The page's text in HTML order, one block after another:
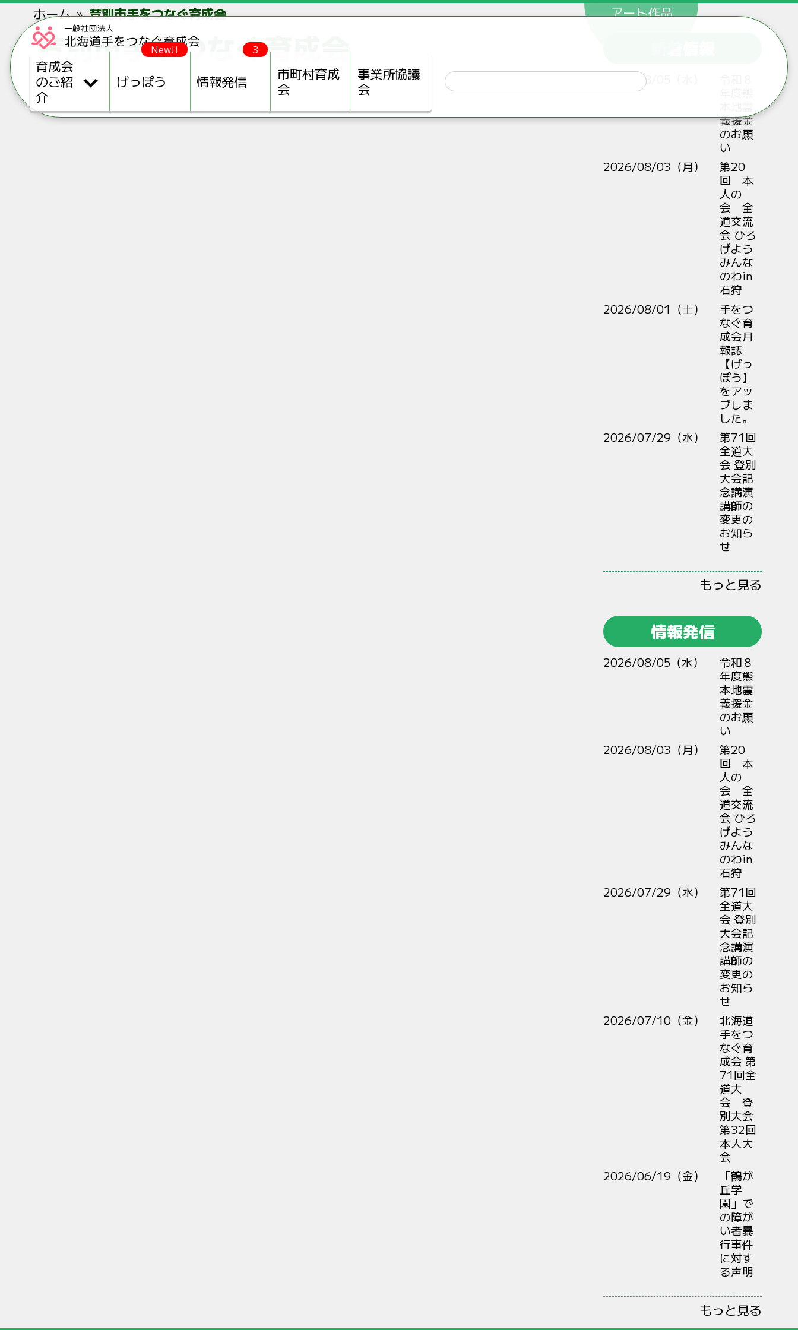
育成会
のご紹
介
New!!
げっぽう
3
情報発信
市町村育成
会
事業所協議
会
アート作品
ホーム 芦別市手をつなぐ育成会
芦別市手をつなぐ育成会
2026/08/05（水）
義援金
のお願
い
2026/08/03（月）
第20
回 本
人の
会 全
道交流
会 ひろ
げよう
みんな
のわin
石狩
2026/08/01（土）
手をつ
なぐ育
成会月
報誌
【げっ
ぽう】
をアッ
プしま
した。
2026/07/29（水）
第71回
全道大
会 登別
大会記
念講演
講師の
変更の
お知ら
せ
もっと見る
情報発信
2026/08/05（水）
令和８
年度熊
本地震
義援金
のお願
い
2026/08/03（月）
第20
回 本
人の
会 全
道交流
会 ひろ
げよう
みんな
のわin
石狩
2026/07/29（水）
第71回
全道大
会 登別
大会記
念講演
講師の
変更の
お知ら
せ
2026/07/10（金）
北海道
手をつ
なぐ育
成会 第
71回全
道大
会 登
別大会
第32回
本人大
会
2026/06/19（金）
「鶴が
丘学
園」で
の障が
い者暴
行事件
に対す
る声明
もっと見る